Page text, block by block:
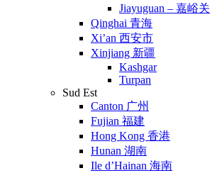
Jiayuguan – 嘉峪关
Qinghai 青海
Xi’an 西安市
Xinjiang 新疆
Kashgar
Turpan
Sud Est
Canton 广州
Fujian 福建
Hong Kong 香港
Hunan 湖南
Ile d’Hainan 海南